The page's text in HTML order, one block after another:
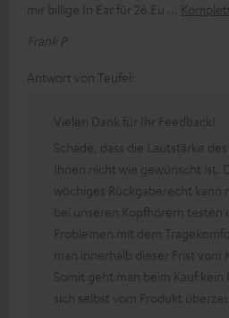
mir billige In Ear für 26 Eu
Frank P.
Antwort von Teufel:
Vielen Dank für Ihr Feedback!
Schade, dass die Lautstärke des
Ihnen nicht wie gewünscht ist.
wöchiges Rückgaberecht kann
bei unseren Kopfhörern testen
Problemen mit dem
man innerhalb dieser Frist vom
Somit geht man beim Kauf kein
sich selbst vom Produkt